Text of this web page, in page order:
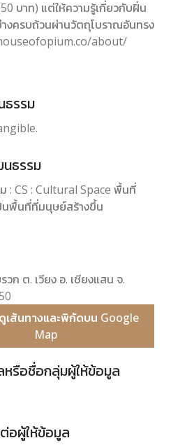
บาท) แต่ให้ความรู้เกี่ยวกับฝิ่น
งครบถ้วนผ่านวัตถุโบราณอันทรง
about/
ธรรม
ธรรม
: CS : Cultural Space พื้นที่
พื้นที่ที่มนุษย์สร้างขึ้น
วก ต. เวียง อ. เชียงแสน จ.
เส้นทางและพิกัดบน Google
Map
รือชื่อกลุ่มผู้ให้ข้อมูล
อผู้ให้ข้อมูล